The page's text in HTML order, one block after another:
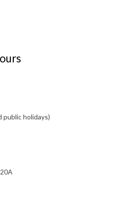
public holidays)